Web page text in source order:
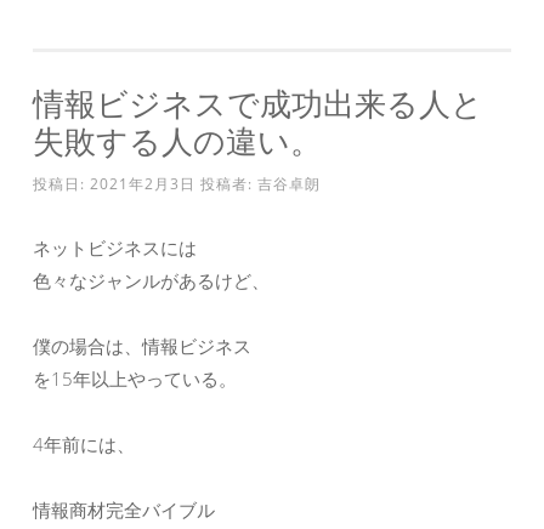
情報ビジネスで成功出来る人と
失敗する人の違い。
投稿日: 2021年2月3日 投稿者: 吉谷卓朗
ネットビジネスには
色々なジャンルがあるけど、
僕の場合は、情報ビジネス
を15年以上やっている。
4年前には、
情報商材完全バイブル